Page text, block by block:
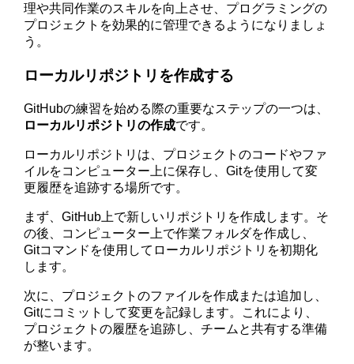
理や共同作業のスキルを向上させ、プログラミングの
プロジェクトを効果的に管理できるようになりましょ
う。
ローカルリポジトリを作成する
GitHubの練習を始める際の重要なステップの一つは、
ローカルリポジトリの作成です。
ローカルリポジトリは、プロジェクトのコードやファ
イルをコンピューター上に保存し、Gitを使用して変
更履歴を追跡する場所です。
まず、GitHub上で新しいリポジトリを作成します。そ
の後、コンピューター上で作業フォルダを作成し、
Gitコマンドを使用してローカルリポジトリを初期化
します。
次に、プロジェクトのファイルを作成または追加し、
Gitにコミットして変更を記録します。これにより、
プロジェクトの履歴を追跡し、チームと共有する準備
が整います。